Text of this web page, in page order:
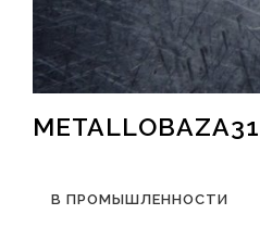
В ПРОМЫШЛЕННОСТИ